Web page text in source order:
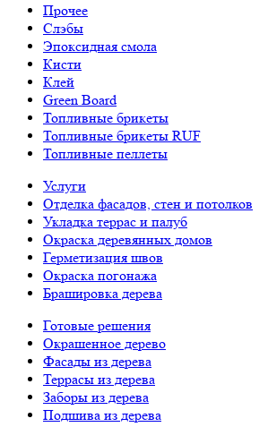
Прочее
Слэбы
Эпоксидная смола
Кисти
Клей
Green Board
Топливные брикеты
Топливные брикеты RUF
Топливные пеллеты
Услуги
Отделка фасадов, стен и потолков
Укладка террас и палуб
Окраска деревянных домов
Герметизация швов
Окраска погонажа
Брашировка дерева
Готовые решения
Окрашенное дерево
Фасады из дерева
Террасы из дерева
Заборы из дерева
Подшива из дерева